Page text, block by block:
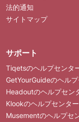
法的通知
サイトマップ
サポート
Tiqetsのヘルプセンタ
GetYourGuideのヘル
Headoutのヘルプセン
Klookのヘルプセンター
Musementのヘルプセ